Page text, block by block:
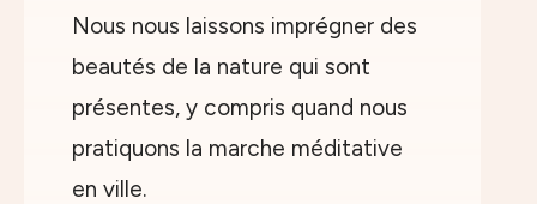
Nous nous laissons imprégner des
beautés de la nature qui sont
présentes, y compris quand nous
pratiquons la marche méditative
en ville.